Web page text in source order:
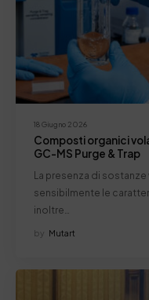
18 Giugno 2026
Composti organici
GC-MS Purge & Trap
La presenza di
sensibilmente le
inoltre…
by Mutart